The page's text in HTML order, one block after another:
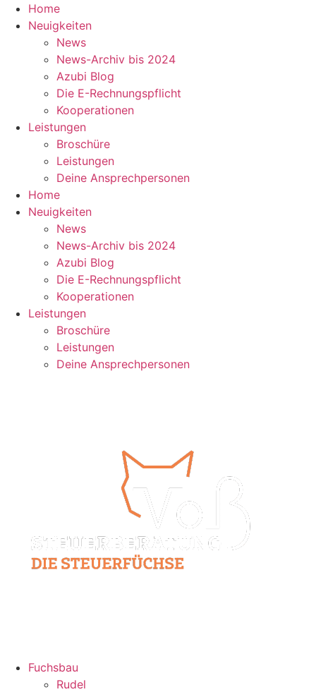
Zum
Inhalt
springen
Home
Neuigkeiten
News
News-Archiv bis 2024
Azubi Blog
Die E-Rechnungspflicht
Kooperationen
Leistungen
Broschüre
Leistungen
Deine Ansprechpersonen
Home
Neuigkeiten
News
News-Archiv bis 2024
Azubi Blog
Die E-Rechnungspflicht
Kooperationen
Leistungen
Broschüre
Leistungen
Deine Ansprechpersonen
Fuchsbau
Rudel